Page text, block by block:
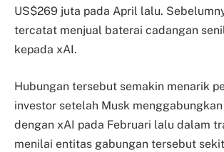
US$269 juta pada April lalu.
tercatat menjual baterai cadangan
kepada xAI.
Hubungan tersebut semakin menarik
investor setelah Musk
dengan xAI pada Februari lalu dalam
menilai entitas gabungan tersebut